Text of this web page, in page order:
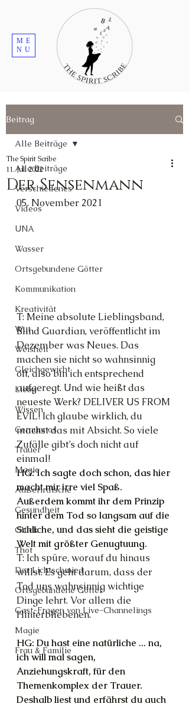
ME
NU
Beitrag
Alle Beiträge
Verschiedenes
Videos
UNA
Wasser
Ortsgebundene Götter
Kommunikation
Kreativität
Wut
Weisheit
Gleichgewicht
Liebe
Wissen
Cernunnos
Trauer
Magie
Außerirdische
Gesundheit
Glück
Thot
Der Lichtschmied
Ortsgebundene Götter
Gast-Fragen von Live-Channelings
Magie
Frau & Familie
Alle Beiträge
Der Sensenmann
The Spirit Scribe
11. Juli 2022
05. November 2021
T: Meine absolute Lieblingsband,
Blind Guardian, veröffentlicht im
Dezember was Neues. Das
machen sie nicht so wahnsinnig
oft, also bin ich entsprechend
aufgeregt. Und wie heißt das
neueste Werk? DELIVER US FROM
EVIL! Ich glaube wirklich, du
machst das mit Absicht. So viele
Zufälle gibt’s doch nicht auf
einmal!
HG: Ich sagte doch schon, das hier
macht mir irre viel Spaß.
Außerdem kommt ihr dem Prinzip
hinter dem Tod so langsam auf die
Schliche, und das sieht die geistige
Welt mit größter Genugtuung.
T: Ich spüre, worauf du hinaus
willst. Es geht darum, dass der
Tod uns wahnsinnig wichtige
Dinge lehrt. Vor allem die
Hinterbliebenen.
HG: Du hast eine natürliche ... na,
ich will mal sagen,
Anziehungskraft, für den
Themenkomplex der Trauer.
Deshalb liest und erfährst du auch